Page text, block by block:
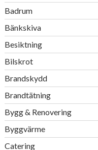
Badrum
Bänkskiva
Besiktning
Bilskrot
Brandskydd
Brandtätning
Bygg & Renovering
Byggvärme
Catering